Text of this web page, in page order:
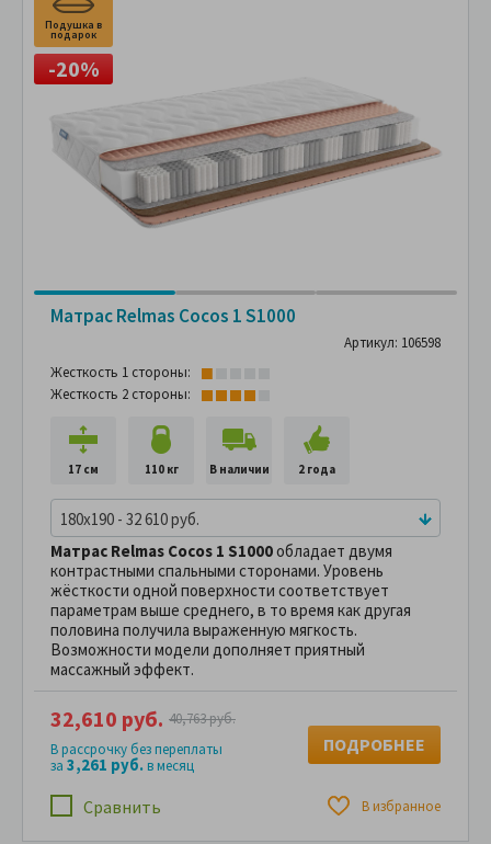
Подушка в
подарок
-20%
Матрас Relmas Cocos 1 S1000
Артикул: 106598
Жесткость 1 стороны:
Жесткость 2 стороны:
17 см 110 кг В наличии 2 года
180x190 - 32 610 руб.
Матрас Relmas Cocos 1 S1000обладает двумя
контрастными спальными сторонами. Уровень
жёсткости одной поверхности соответствует
параметрам выше среднего, в то время как другая
половина получила выраженную мягкость.
Возможности модели дополняет приятный
массажный эффект.
Сравнить В избранное
32,610 руб. 40,763 руб.
В рассрочку без переплаты
за 3,261 руб.в месяц
ПОДРОБНЕЕ